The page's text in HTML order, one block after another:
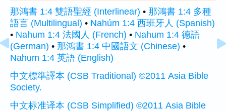
那鴻書 1:4 雙語聖經 (Interlinear) • 那鴻書 1:4 多種
語言 (Multilingual) • Nahúm 1:4 西班牙人 (Spanish)
• Nahum 1:4 法國人 (French) • Nahum 1:4 德語
(German) • 那鴻書 1:4 中國語文 (Chinese) •
Nahum 1:4 英語 (English)
中文標準譯本 (CSB Traditional) ©2011 Asia Bible
Society.
中文标准译本 (CSB Simplified) ©2011 Asia Bible